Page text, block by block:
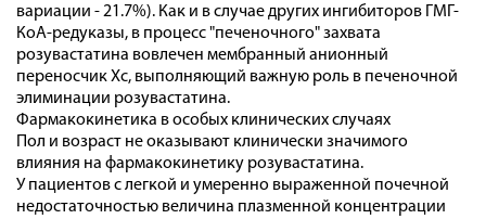
вариации - 21.7%). Как и в случае других ингибиторов ГМГ-
КоА-редуказы, в процесс "печеночного" захвата
розувастатина вовлечен мембранный анионный
переносчик Хс, выполняющий важную роль в печеночной
элиминации розувастатина.
Фармакокинетика в особых клинических случаях
Пол и возраст не оказывают клинически значимого
влияния на фармакокинетику розувастатина.
У пациентов с легкой и умеренно выраженной почечной
недостаточностью величина плазменной концентрации